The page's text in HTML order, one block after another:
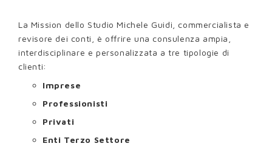
La Mission dello Studio Michele Guidi, commercialista e
revisore dei conti, è offrire una consulenza ampia,
interdisciplinare e personalizzata a tre tipologie di
clienti:
Imprese
Professionisti
Privati
Enti Terzo Settore